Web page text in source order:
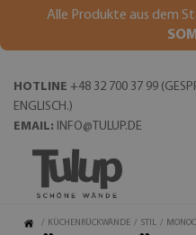
Alle Produkte aus dem
HOTLINE +48 32 700 37 99
ENGLISCH.)
EMAIL: INFO@TULUP.DE
/ KÜCHENRÜCKWÄNDE / STIL /